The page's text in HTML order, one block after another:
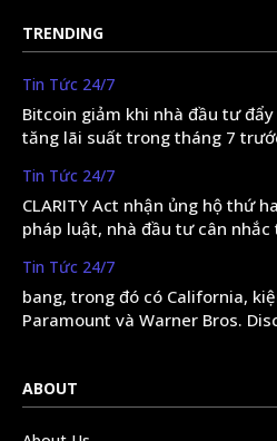
TRENDING
Tin Tức 24/7
Bitcoin giảm khi nhà đầu tư
tăng lãi suất trong tháng 7
Tin Tức 24/7
CLARITY Act nhận ủng hộ thứ
pháp luật, nhà đầu tư cân nhắc
Tin Tức 24/7
bang, trong đó có California,
Paramount và Warner Bros.
ABOUT